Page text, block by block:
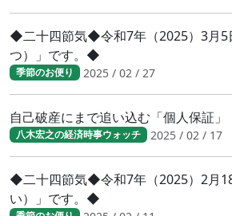
◆二十四節気◆令和7年（2025）3月5
つ）」です。◆
季節のお便り 2025 / 02 / 27
自己破産にまで追い込む「個人保証」
八木宏之の経済時事ウォッチ 2025 / 02 / 17
◆二十四節気◆令和7年（2025）2月
い）」です。◆